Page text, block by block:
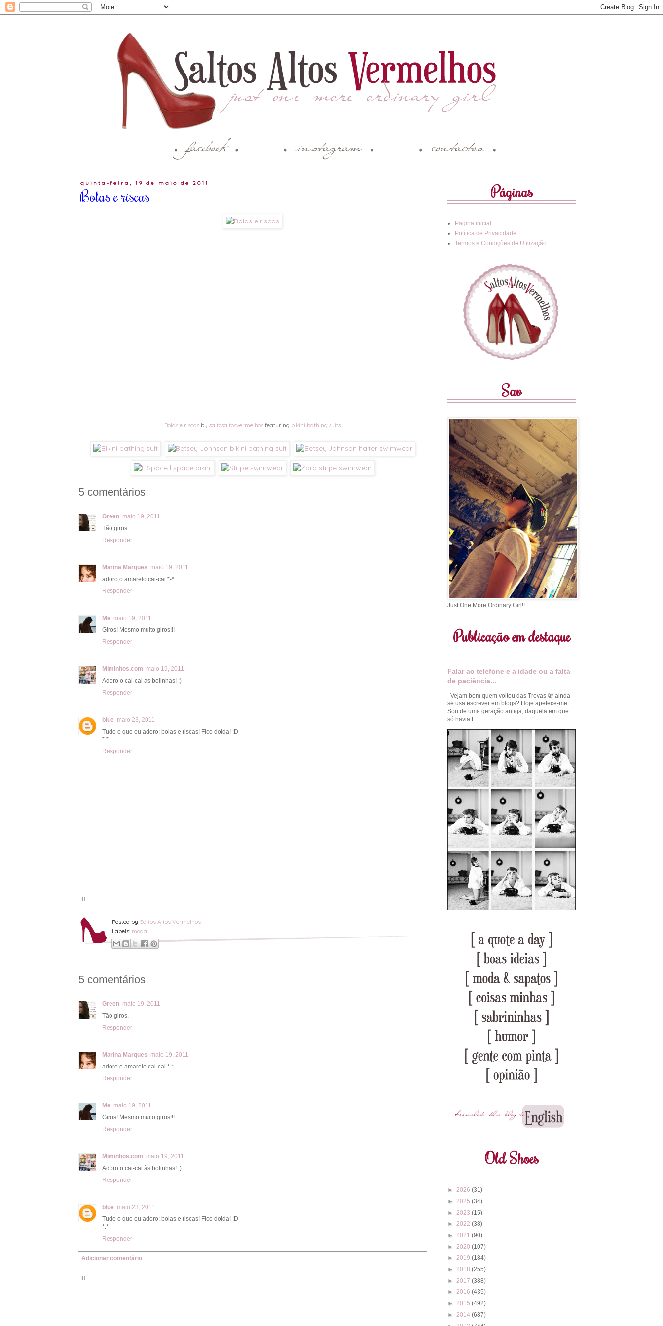
quinta-feira, 19 de maio de 2011
Bolas e riscas
Bolas e riscas by saltosaltosvermelhos featuring bikini bathing suits
5 comentários:
Green maio 19, 2011
Tão giros.
Responder
Marina Marques maio 19, 2011
adoro o amarelo cai-cai *-*
Responder
Me maio 19, 2011
Giros! Mesmo muito giros!!!
Responder
Miminhos.com maio 19, 2011
Adoro o cai-cai às bolinhas! :)
Responder
blue maio 23, 2011
Tudo o que eu adoro: bolas e riscas! Fico doida! :D
*.*
Responder
🦸‍♀️
Posted by Saltos Altos Vermelhos
Labels: moda
5 comentários:
Green maio 19, 2011
Tão giros.
Responder
Marina Marques maio 19, 2011
adoro o amarelo cai-cai *-*
Responder
Me maio 19, 2011
Giros! Mesmo muito giros!!!
Responder
Miminhos.com maio 19, 2011
Adoro o cai-cai às bolinhas! :)
Responder
blue maio 23, 2011
Tudo o que eu adoro: bolas e riscas! Fico doida! :D
*.*
Responder
Adicionar comentário
🦸‍♀️
Páginas
Página inicial
Política de Privacidade
Termos e Condições de Utilização
Sav
Just One More Ordinary Girl!!
Publicação em destaque
Falar ao telefone e a idade ou a falta
de paciência...
Vejam bem quem voltou das Trevas 🫣 ainda
se usa escrever em blogs? Hoje apetece-me…
Sou de uma geração antiga, daquela em que
só havia t...
Old Shoes
► 2026 (31)
► 2025 (34)
► 2023 (15)
► 2022 (38)
► 2021 (90)
► 2020 (107)
► 2019 (184)
► 2018 (255)
► 2017 (388)
► 2016 (435)
► 2015 (492)
► 2014 (687)